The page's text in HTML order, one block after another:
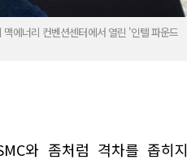
에너리 컨벤션센터에서 열린 '인텔 파운드
와 좀처럼 격차를 좁히지